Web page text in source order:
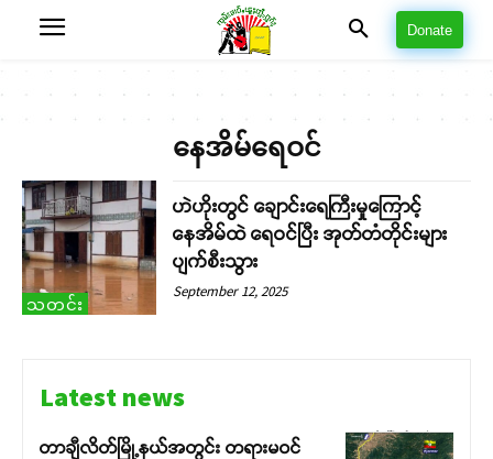
Donate
နေအိမ်ရေဝင်
သတင်း
ဟဲဟိုးတွင် ချောင်းရေကြီးမှုကြောင့်
နေအိမ်ထဲ ရေဝင်ပြီး အုတ်တံတိုင်းများ
ပျက်စီးသွား
September 12, 2025
Latest news
တာချီလိတ်မြို့နယ်အတွင်း တရားမဝင်